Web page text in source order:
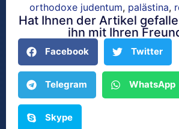
orthodoxe judentum, palästina,
Hat Ihnen der Artikel
ihn mit Ihren
Facebook Twitter
Telegram WhatsApp
Skype